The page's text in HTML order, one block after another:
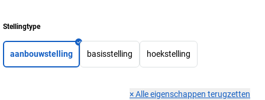
Stellingtype
aanbouwstelling basisstelling hoekstelling
×Alle eigenschappen terugzetten